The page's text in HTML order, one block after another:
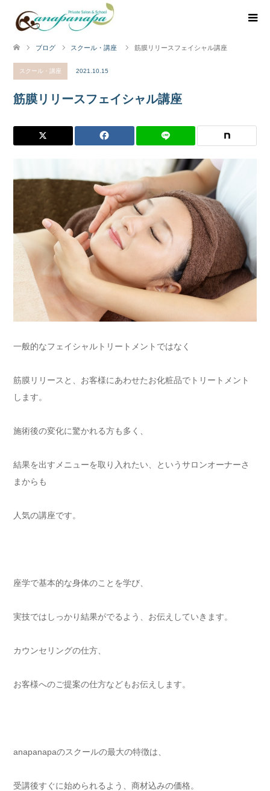
ブログ スクール・講座 筋膜リリースフェイシャル講座
スクール・講座 2021.10.15
筋膜リリースフェイシャル講座
一般的なフェイシャルトリートメントではなく
筋膜リリースと、お客様にあわせたお化粧品でトリートメント
します。
施術後の変化に驚かれる方も多く、
結果を出すメニューを取り入れたい、というサロンオーナーさ
まからも
人気の講座です。
座学で基本的な身体のことを学び、
実技ではしっかり結果がでるよう、お伝えしていきます。
カウンセリングの仕方、
お客様へのご提案の仕方などもお伝えします。
anapanapaのスクールの最大の特徴は、
受講後すぐに始められるよう、商材込みの価格。